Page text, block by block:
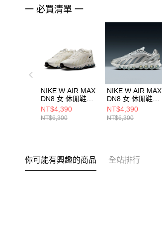
一 必買清單 一
NIKE W AIR MAX
DN8 女 休閒鞋
HF5509101
NT$4,390
NT$6,300
NIKE W AIR MAX
DN8 女 休閒鞋
HF5509001
NT$4,390
NT$6,300
你可能有興趣的商品 全站排行